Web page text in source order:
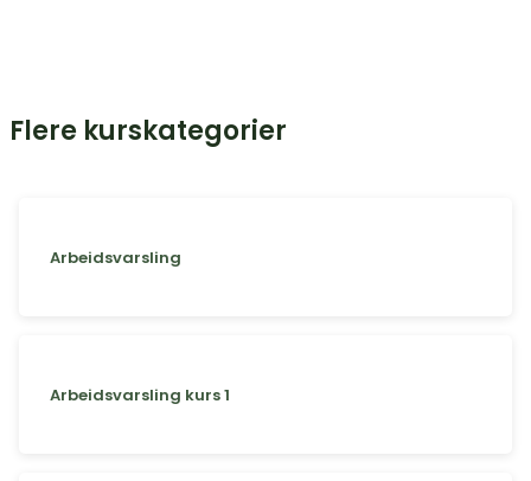
Flere kurskategorier
Arbeidsvarsling
Arbeidsvarsling kurs 1